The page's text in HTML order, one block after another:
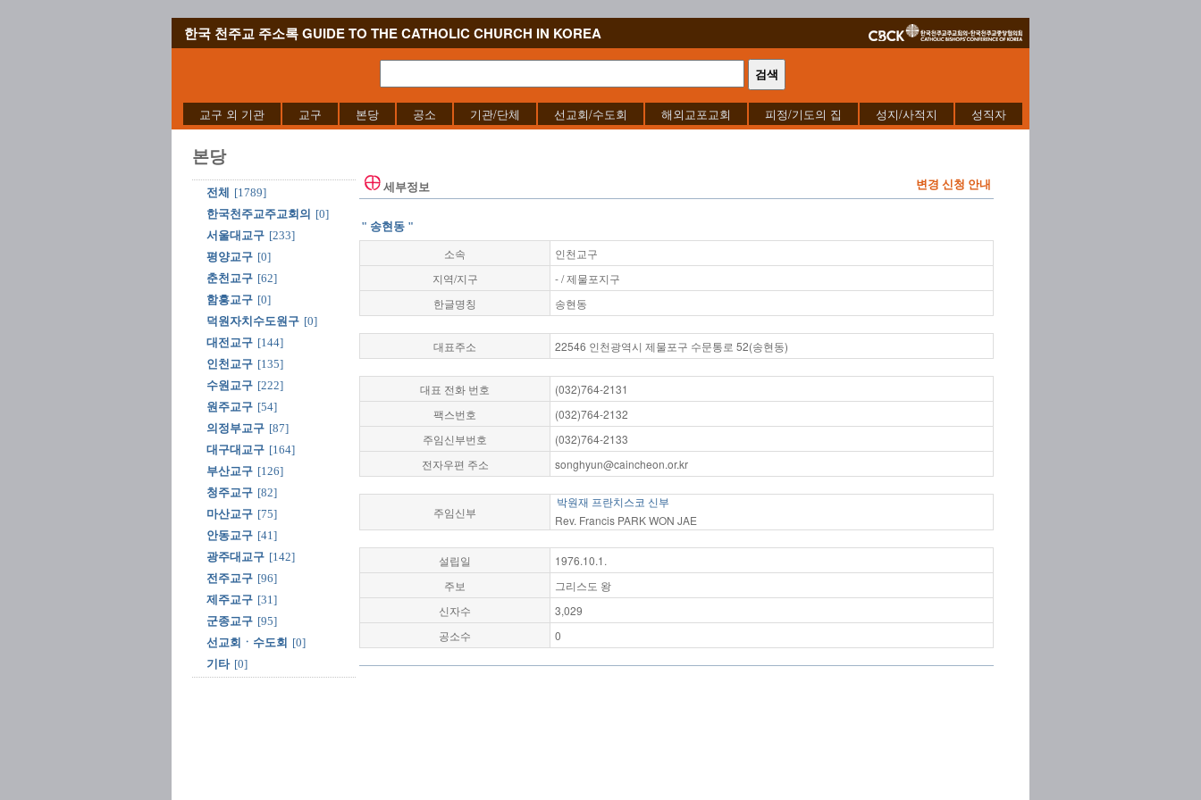
한국 천주교 주소록 GUIDE TO THE CATHOLIC CHURCH IN KOREA
교구 외 기관 교구 본당 공소 기관/단체 선교회/수도회 해외교포교회 피정/기도의 집 성지/사적지 성직자
본당
전체
[1789]
한국천주교주교회의 [0]
서울대교구 [233]
평양교구 [0]
춘천교구 [62]
함흥교구 [0]
덕원자치수도원구 [0]
대전교구 [144]
인천교구 [135]
수원교구 [222]
원주교구 [54]
의정부교구 [87]
대구대교구 [164]
부산교구 [126]
청주교구 [82]
마산교구 [75]
안동교구 [41]
광주대교구 [142]
전주교구 [96]
제주교구 [31]
군종교구 [95]
선교회ㆍ수도회 [0]
기타 [0]
세부정보 변경 신청 안내
" 송현동 "
소속
인천교구
지역/지구
- / 제물포지구
한글명칭
송현동
대표주소 22546 인천광역시 제물포구 수문통로 52(송현동)
대표 전화 번호
(032)764-2131
팩스번호
(032)764-2132
주임신부번호
(032)764-2133
전자우편 주소
songhyun@caincheon.or.kr
주임신부
박원재 프란치스코 신부
Rev. Francis PARK WON JAE
설립일
1976.10.1.
주보
그리스도 왕
신자수
3,029
공소수
0